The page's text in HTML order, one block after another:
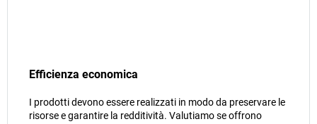
Efficienza economica
I prodotti devono essere realizzati in modo da preservare le
risorse e garantire la redditività. Valutiamo se offrono